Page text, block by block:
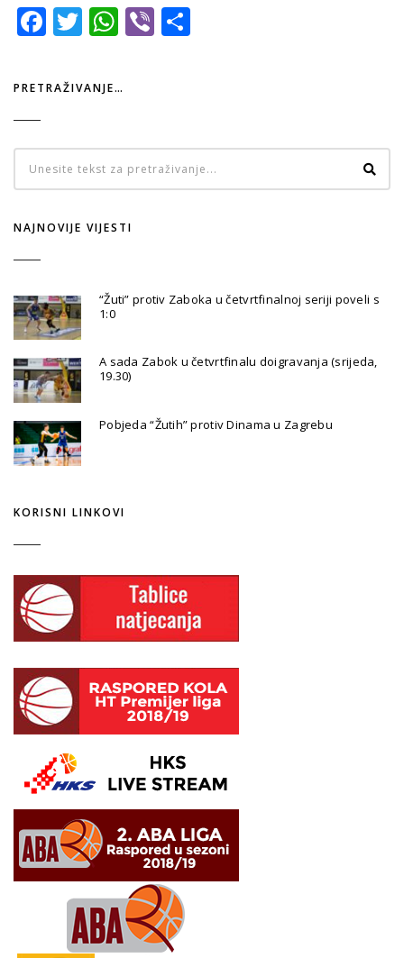
Facebook
Twitter
WhatsApp
Viber
PRETRAŽIVANJE…
NAJNOVIJE VIJESTI
“Žuti” protiv Zaboka u četvrtfinalnoj seriji poveli s
1:0
A sada Zabok u četvrtfinalu doigravanja (srijeda,
19.30)
Pobjeda “Žutih” protiv Dinama u Zagrebu
KORISNI LINKOVI